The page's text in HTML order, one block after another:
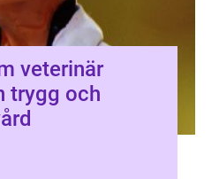
veterinär
trygg och